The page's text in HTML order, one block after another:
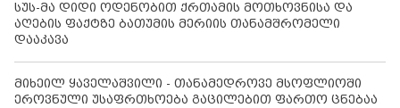
სუს-მა დიდი ოდენობით ქრთამის მოთხოვნისა და
აღების ფაქტზე ბათუმის მერიის თანამშრომელი
დააკავა
მიხეილ ყაველაშვილი - თანამედროვე მსოფლიოში
ეროვნული უსაფრთხოება გაცილებით ფართო ცნებაა